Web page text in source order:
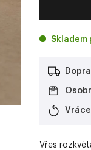
Skladem
Vřes